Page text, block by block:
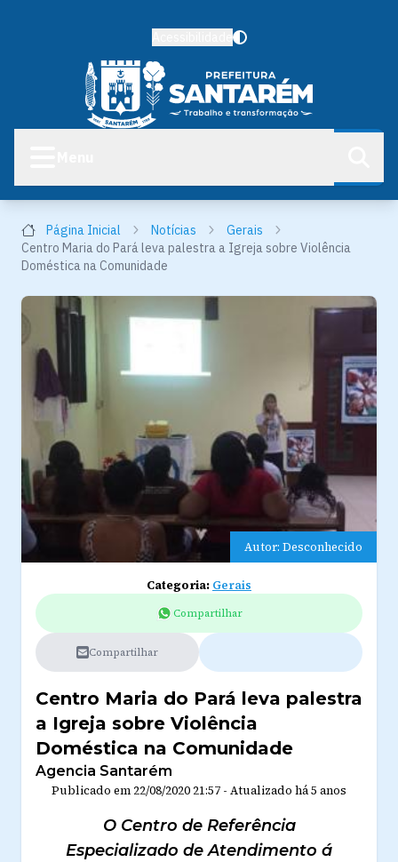
Página Inicial Notícias
Gerais
Centro Maria do Pará leva palestra a Igreja sobre Violência
Doméstica na Comunidade
Autor: Desconhecido
Categoria: Gerais
Compartilhar
Compartilhar
Centro Maria do Pará leva palestra
a Igreja sobre Violência
Doméstica na Comunidade
Agencia Santarém
Publicado em 22/08/2020 21:57 - Atualizado há 5 anos
O Centro de Referência
Especializado de Atendimento á